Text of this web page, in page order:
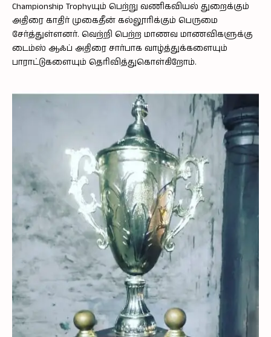
Championship Trophyயும் பெற்று வணிகவியல் துறைக்கும்
அதிரை காதிர் முகைதீன் கல்லூரிக்கும் பெருமை
சேர்த்துள்ளனர். வெற்றி பெற்ற மாணவ மாணவிகளுக்கு
டைம்ஸ் ஆஃப் அதிரை சார்பாக வாழ்த்துக்களையும்
பாராட்டுகளையும் தெரிவித்துகொள்கிறோம்.